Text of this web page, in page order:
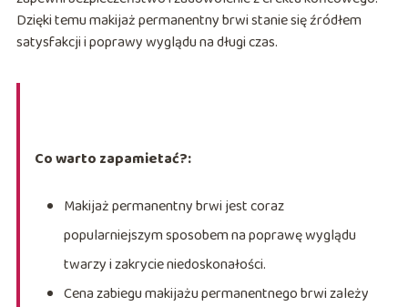
Dzięki temu makijaż permanentny brwi stanie się źródłem
satysfakcji i poprawy wyglądu na długi czas.
Co warto zapamietać?:
Makijaż permanentny brwi jest coraz
popularniejszym sposobem na poprawę wyglądu
twarzy i zakrycie niedoskonałości.
Cena zabiegu makijażu permanentnego brwi zależy